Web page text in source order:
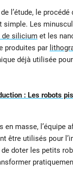
l’étude, le
simple. Les
de silicium et les
produites par
déjà utilisée
: Les robots
en masse, l’équipe
être utilisés pour
doter les petits